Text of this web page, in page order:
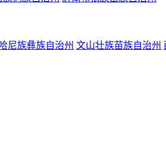
尼族彝族自治州 文山壮族苗族自治州